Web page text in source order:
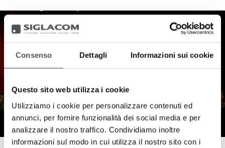
Consenso Dettagli Informazioni sui cookie
Questo sito web utilizza i cookie
Utilizziamo i cookie per personalizzare contenuti ed
annunci, per fornire funzionalità dei social media e per
analizzare il nostro traffico. Condividiamo inoltre
informazioni sul modo in cui utilizza il nostro sito con i